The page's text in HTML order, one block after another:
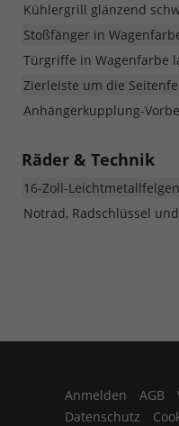
Kühlergrill glänzend
Stoßfänger in
Türgriffe in Wagenfarbe
Zierleiste um die
Anhängerkupplung-
Räder & Technik
16-Zoll-Leichtmetallfelgen
Notrad, Radschlüssel
Anmelden AGB
Datenschutz